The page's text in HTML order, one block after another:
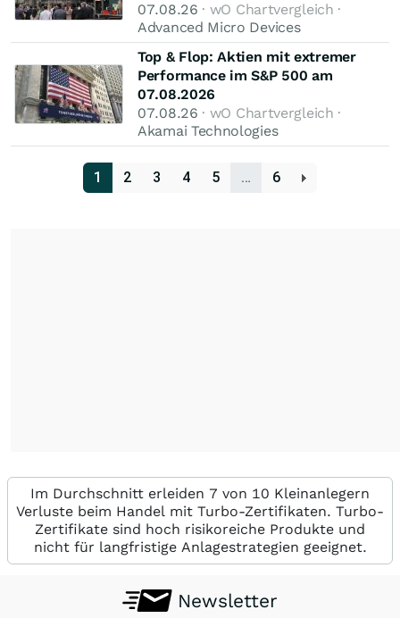
07.08.26 · wO Chartvergleich ·
Advanced Micro Devices
Top & Flop: Aktien mit extremer
Performance im S&P 500 am
07.08.2026
07.08.26 · wO Chartvergleich ·
Akamai Technologies
1 2 3 4 5 … 6
Im Durchschnitt erleiden 7 von 10 Kleinanlegern
Verluste beim Handel mit Turbo-Zertifikaten. Turbo-
Zertifikate sind hoch risikoreiche Produkte und
nicht für langfristige Anlagestrategien geeignet.
Newsletter